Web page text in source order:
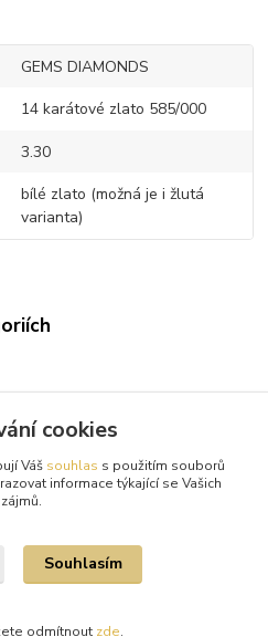
GEMS DIAMONDS
14 karátové zlato 585/000
3.30
bílé zlato (možná je i žlutá
varianta)
cookies
Váš souhlas s použitím souborů
informace týkající se Vašich
zájmů.
Souhlasím
odmítnout zde.